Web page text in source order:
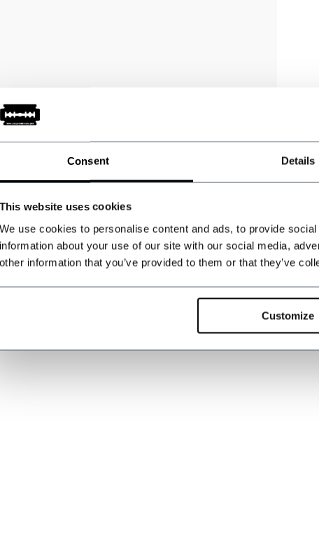
Consent Details
This website uses cookies
We use cookies to personalise content and ads, to provide
information about your use of our site with our social media,
other information that you’ve provided to them or that they’ve
Customize